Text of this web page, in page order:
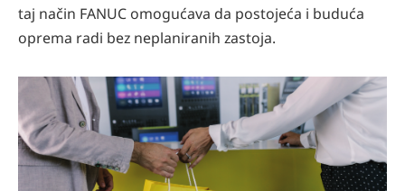
taj način FANUC omogućava da postojeća i buduća
oprema radi bez neplaniranih zastoja.